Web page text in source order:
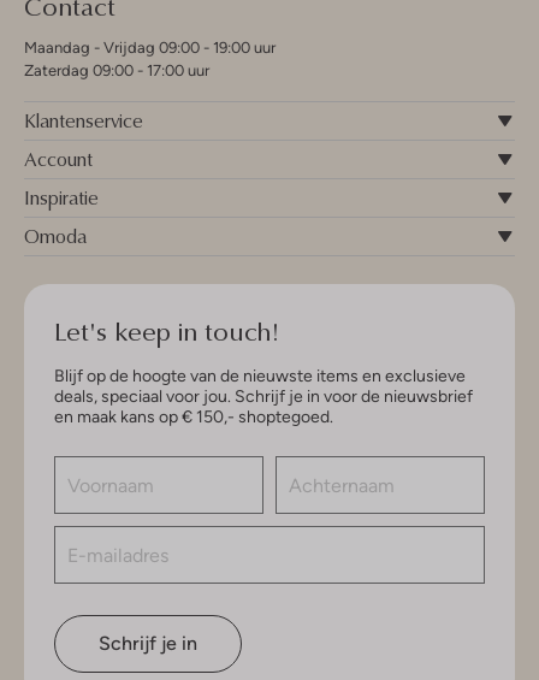
Maandag - Vrijdag 09:00 - 19:00 uur
Zaterdag 09:00 - 17:00 uur
Klantenservice
Account
Inspiratie
Omoda
Let's keep in touch!
Blijf op de hoogte van de nieuwste items en exclusieve
deals, speciaal voor jou. Schrijf je in voor de nieuwsbrief
en maak kans op € 150,- shoptegoed.
Schrijf je in